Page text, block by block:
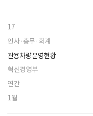
17
인사·총무·회계
관용차량운영현황
혁신경영부
연간
1월